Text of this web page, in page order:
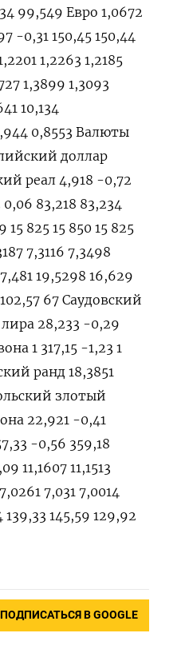
99,549 Евро 1,0672
-0,31 150,45 150,44
1,2263 1,2185
1,3899 1,3093
10,134
0,8553 Валюты
доллар
реал 4,918 -0,72
83,218 83,234
825 15 850 15 825
7,3116 7,3498
19,5298 16,629
67 Саудовский
лира 28,233 -0,29
1 317,15 -1,23 1
ранд 18,3851
злотый
22,921 -0,41
-0,56 359,18
11,1607 11,1513
7,031 7,0014
145,59 129,92
ПОДПИСАТЬСЯ В GOOGLE